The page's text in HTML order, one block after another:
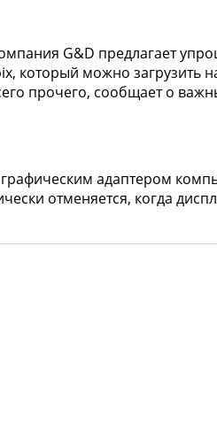
G&D предлагает
который можно загрузить
прочего, сообщает о
адаптером
отменяется, когда